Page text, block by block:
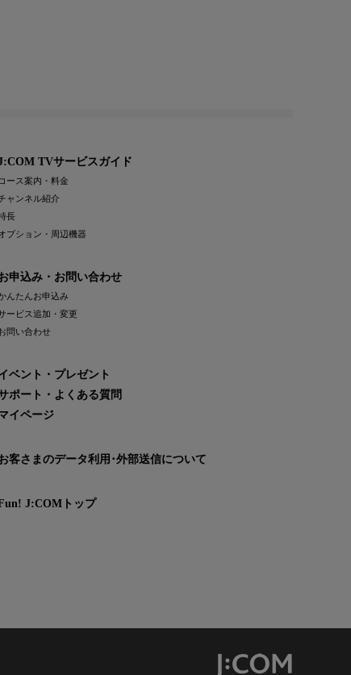
TVサービスガイド
コース案内・料金
ャンネル紹介
長
プション・周辺機器
申込み・お問い合わせ
んたんお申込み
ービス追加・変更
問い合わせ
ベント・プレゼント
ポート・よくある質問
イページ
客さまのデータ利用･外部送信について
J:COMトップ